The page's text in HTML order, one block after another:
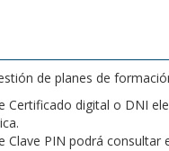
de planes de
Certificado digital o DNI
Clave PIN podrá